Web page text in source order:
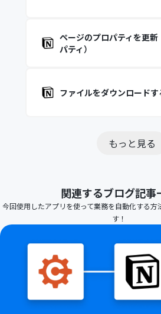
ページのプロパティを更
パティ）
ファイルをダウンロードす
もっと見る
関連するブログ記事
今回使用したアプリを使って業務を自動化する方
す！